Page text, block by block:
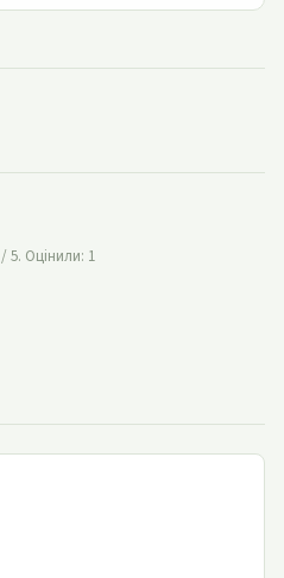
/ 5. Оцінили: 1